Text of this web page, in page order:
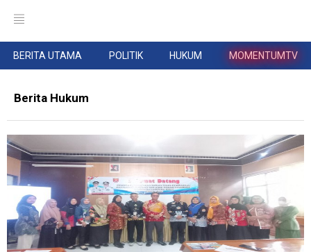
BERITA UTAMA POLITIK HUKUM MOMENTUMTV
Berita Hukum